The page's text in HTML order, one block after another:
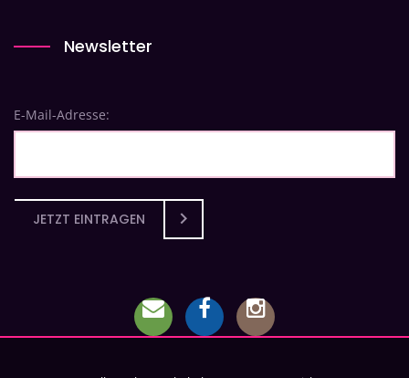
Newsletter
E-Mail-Adresse:
JETZT EINTRAGEN